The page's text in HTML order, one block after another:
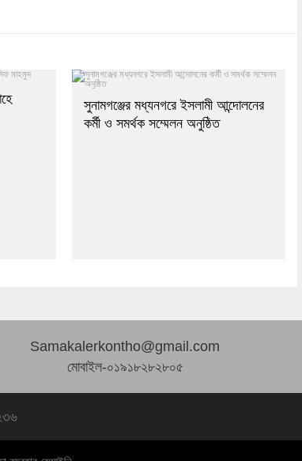
সুনামগঞ্জের মধ্যনগরে ইসলামী আন্দোলনের
কর্মী ও সমর্থক সম্মেলন অনুষ্ঠিত
Samakalerkontho@gmail.com
মোবাইল-০১৯১৮২৮২৮০৫